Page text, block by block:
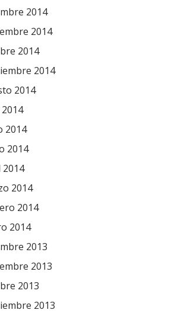
2014
2014
2014
2014
2014
2014
2014
2014
2014
2014
2013
2013
2013
2013